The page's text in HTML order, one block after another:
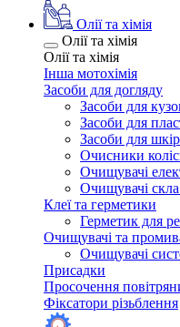
Олії та хімія
Олії та хімія
Олії та хімія
Інша мотохімія
Засоби для догляду
Засоби для
Засоби для
Засоби для
Очисники
Очищувачі
Очищувачі скла
Клеї та герметики
Герметик для
Очищувачі та
Очищувачі
Присадки
Просочення
Фіксатори різьблення